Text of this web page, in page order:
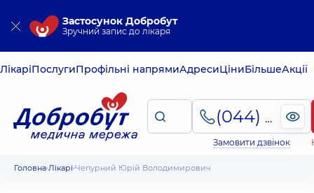
Застосунок Добробут
Зручний запис до лікаря
ЛікаріПослугиПрофільні напрямиАдресиЦіниБільшеАкції
(044) 495-2-888
Замовити дзвінок
Головна Лікарі Чепурний Юрій Володимирович